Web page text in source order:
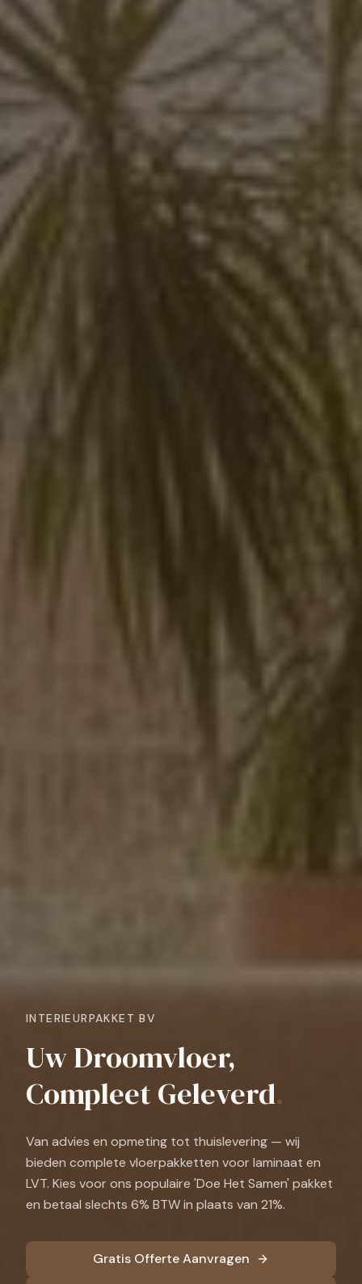
INTERIEURPAKKET BV
Uw Droomvloer,
Compleet Geleverd.
Van advies en opmeting tot thuislevering — wij
bieden complete vloerpakketten voor laminaat en
LVT. Kies voor ons populaire 'Doe Het Samen' pakket
en betaal slechts 6% BTW in plaats van 21%.
Gratis Offerte Aanvragen